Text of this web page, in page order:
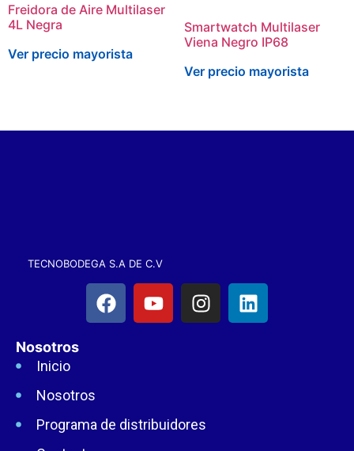
Freidora de Aire Multilaser
4L Negra
Ver precio mayorista
Smartwatch Multilaser
Viena Negro IP68
Ver precio mayorista
TECNOBODEGA S.A DE C.V
Nosotros
Inicio
Nosotros
Programa de distribuidores